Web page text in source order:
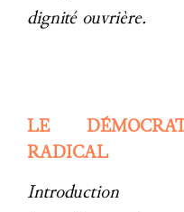
dignité ouvrière.
LE
RADICAL
Introduction